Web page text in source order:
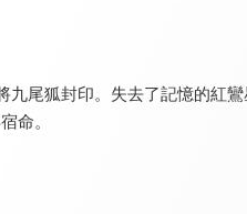
尾狐封印。失去了記憶的紅
命。